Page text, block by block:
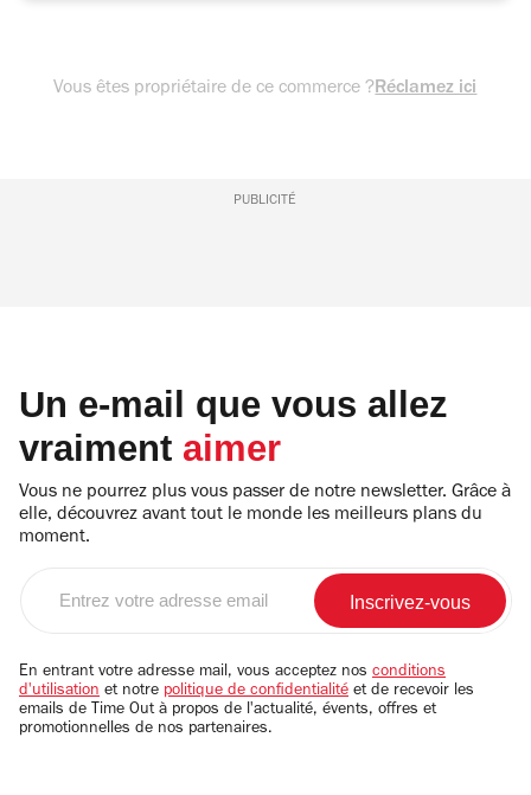
Vous êtes propriétaire de ce commerce ?Réclamez ici
PUBLICITÉ
Un e-mail que vous allez
vraiment aimer
Vous ne pourrez plus vous passer de notre newsletter. Grâce à
elle, découvrez avant tout le monde les meilleurs plans du
moment.
email
En entrant votre adresse mail, vous acceptez nos conditions
d'utilisation et notre politique de confidentialité et de recevoir les
emails de Time Out à propos de l'actualité, évents, offres et
promotionnelles de nos partenaires.